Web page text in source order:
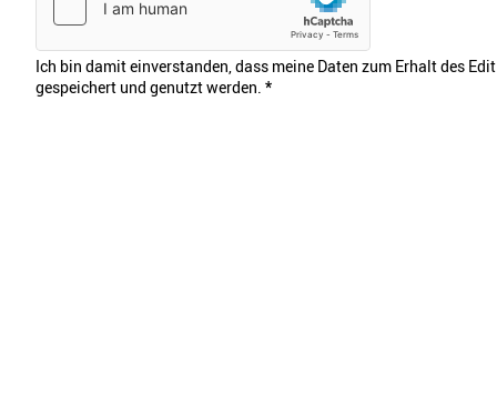
Ich bin damit einverstanden, dass meine Daten zum Erhalt des
gespeichert und genutzt werden. *